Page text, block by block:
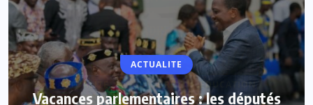
ACTUALITE
Vacances parlementaires : les députés